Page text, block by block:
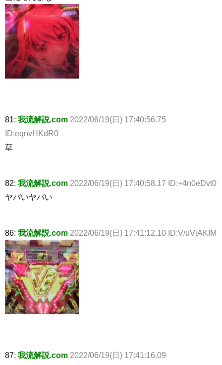
81: 我流解説.com 2022/06/19(日) 17:40:56.75
ID:eqnvHKdR0
草
82: 我流解説.com 2022/06/19(日) 17:40:58.17 ID:+4n0eDvt0
ヤバいヤバい
86: 我流解説.com 2022/06/19(日) 17:41:12.10 ID:V/uVjAKIM
87: 我流解説.com 2022/06/19(日) 17:41:16.09